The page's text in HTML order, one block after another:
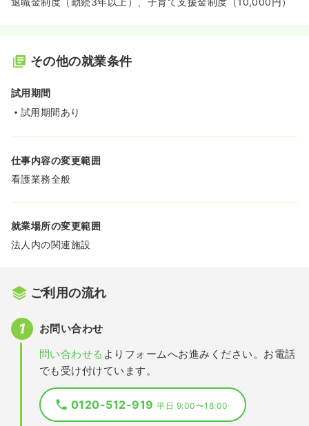
その他の就業条件
試用期間
試用期間あり
仕事内容の変更範囲
看護業務全般
就業場所の変更範囲
法人内の関連施設
ご利用の流れ
お問い合わせ
問い合わせる よりフォームへお進みください。お電話
でも受け付けています。
0120-512-919平日 9:00〜18:00